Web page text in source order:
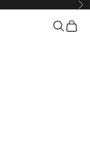
OpenOpen